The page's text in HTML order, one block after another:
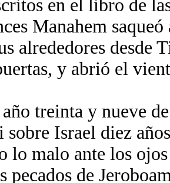
en el libro de
Manahem
alrededores desde
y abrió el
treinta y nueve
sobre Israel diez
lo malo ante los
pecados de